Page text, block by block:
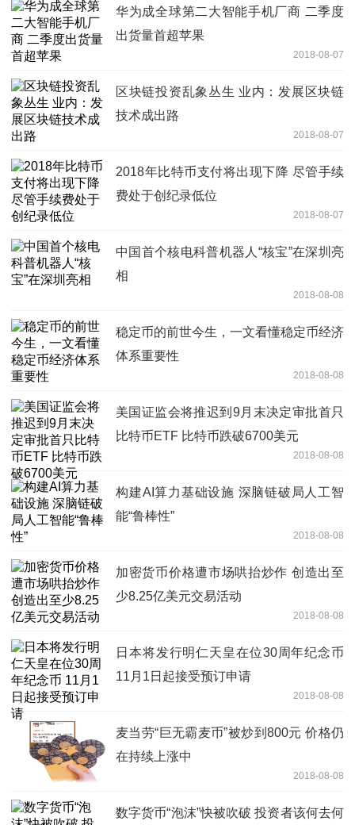
华为成全球第二大智能手机厂商 二季度
出货量首超苹果
2018-08-07
区块链投资乱象丛生 业内：发展区块链
技术成出路
2018-08-07
2018年比特币支付将出现下降 尽管手续
费处于创纪录低位
2018-08-07
中国首个核电科普机器人“核宝”在深圳亮
相
2018-08-08
稳定币的前世今生，一文看懂稳定币经济
体系重要性
2018-08-08
美国证监会将推迟到9月末决定审批首只
比特币ETF 比特币跌破6700美元
2018-08-08
构建AI算力基础设施 深脑链破局人工智
能“鲁棒性”
2018-08-08
加密货币价格遭市场哄抬炒作 创造出至
少8.25亿美元交易活动
2018-08-08
日本将发行明仁天皇在位30周年纪念币
11月1日起接受预订申请
2018-08-08
麦当劳“巨无霸麦币”被炒到800元 价格仍
在持续上涨中
2018-08-08
数字货币“泡沫”快被吹破 投资者该何去何